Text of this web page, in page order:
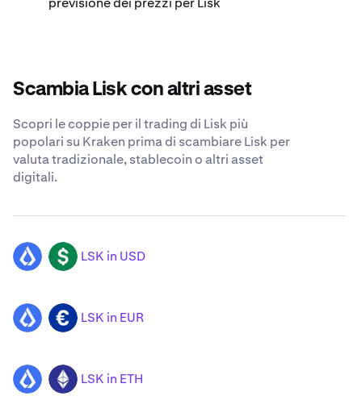
Scambia Lisk con altri asset
Scopri le coppie per il trading di Lisk più
popolari su Kraken prima di scambiare Lisk per
valuta tradizionale, stablecoin o altri asset
digitali.
LSK USD LSK in USD
LSK EUR LSK in EUR
LSK ETH LSK in ETH